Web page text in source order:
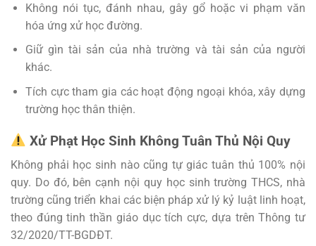
Không nói tục, đánh nhau, gây gổ hoặc vi phạm văn
hóa ứng xử học đường.
Giữ gìn tài sản của nhà trường và tài sản của người
khác.
Tích cực tham gia các hoạt động ngoại khóa, xây dựng
trường học thân thiện.
Xử Phạt Học Sinh Không Tuân Thủ Nội Quy
Không phải học sinh nào cũng tự giác tuân thủ 100% nội
quy. Do đó, bên cạnh nội quy học sinh trường THCS, nhà
trường cũng triển khai các biện pháp xử lý kỷ luật linh hoạt,
theo đúng tinh thần giáo dục tích cực, dựa trên Thông tư
32/2020/TT-BGDĐT.